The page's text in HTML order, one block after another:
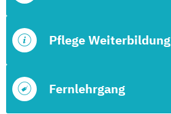
Fernlehrgang
Pflege Weiterbildung